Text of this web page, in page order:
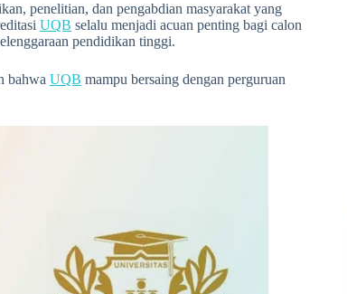
penelitian, dan pengabdian masyarakat yang
UQB selalu menjadi acuan penting bagi calon
pendidikan tinggi.
bahwa UQB mampu bersaing dengan perguruan